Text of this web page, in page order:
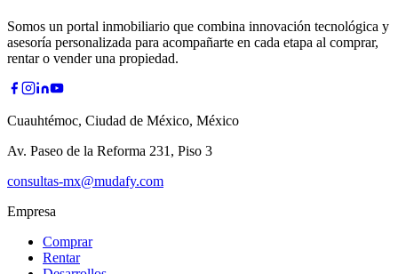
Somos un portal inmobiliario que combina innovación tecnológica y
asesoría personalizada para acompañarte en cada etapa al comprar,
rentar o vender una propiedad.
Cuauhtémoc, Ciudad de México, México
Av. Paseo de la Reforma 231, Piso 3
consultas-mx@mudafy.com
Empresa
Comprar
Rentar